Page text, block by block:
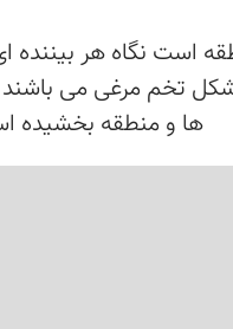
است نگاه هر
شکل تخم مرغی می
ها و منطقه بخشیده